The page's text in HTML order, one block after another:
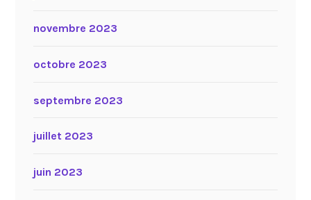
novembre 2023
octobre 2023
septembre 2023
juillet 2023
juin 2023